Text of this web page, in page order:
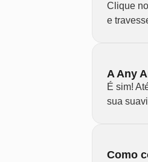
Clique
e
A Any
É sim!
sua
Como